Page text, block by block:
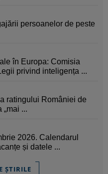
persoanelor de peste
în Europa: Comisia
privind inteligența ...
ratingului României de
„mai ...
2026. Calendarul
și datele ...
ȘTIRILE